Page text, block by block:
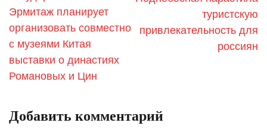
Эрмитаж планирует
организовать совместно
с музеями Китая
выставки о династиях
Романовых и Цин
туристскую
привлекательность для
россиян
Добавить комментарий